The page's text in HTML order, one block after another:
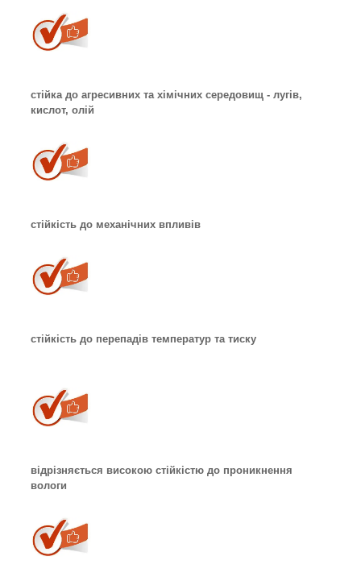
стійка до агресивних та хімічних середовищ - лугів,
кислот, олій
стійкість до механічних впливів
стійкість до перепадів температур та тиску
відрізняється високою стійкістю до проникнення
вологи